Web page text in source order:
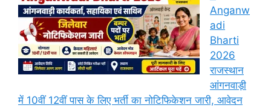
Anganw
adi
Bharti
2026
राजस्थान
आंगनवाड़ी
में 10वीं 12वीं पास के लिए भर्ती का नोटिफिकेशन जारी, आवेदन